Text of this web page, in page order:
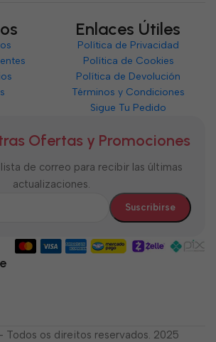
Enlaces Útiles
Política de Privacidad
Política de Cookies
Política de Devolución
Términos y Condiciones
Sigue Tu Pedido
Ofertas y Promociones
de correo para recibir las últimas
actualizaciones.
Todos os direitos reservados. 2025